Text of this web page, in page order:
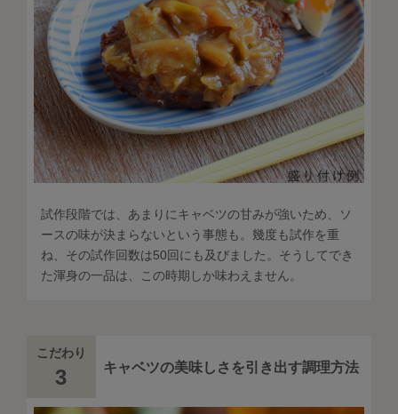
試作段階では、あまりにキャベツの甘みが強いため、ソ
ースの味が決まらないという事態も。幾度も試作を重
ね、その試作回数は50回にも及びました。そうしてでき
た渾身の一品は、この時期しか味わえません。
こだわり
3 キャベツの美味しさを引き出す調理方法